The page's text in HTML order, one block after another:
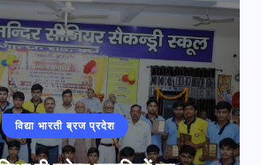
बरेली